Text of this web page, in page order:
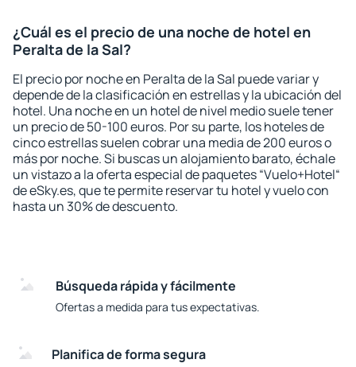
¿Cuál es el precio de una noche de hotel en
Peralta de la Sal?
El precio por noche en Peralta de la Sal puede variar y
depende de la clasificación en estrellas y la ubicación del
hotel. Una noche en un hotel de nivel medio suele tener
un precio de 50-100 euros. Por su parte, los hoteles de
cinco estrellas suelen cobrar una media de 200 euros o
más por noche. Si buscas un alojamiento barato, échale
un vistazo a la oferta especial de paquetes “Vuelo+Hotel“
de eSky.es, que te permite reservar tu hotel y vuelo con
hasta un 30% de descuento.
Búsqueda rápida y fácilmente
Ofertas a medida para tus expectativas.
Planifica de forma segura